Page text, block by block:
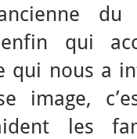
du
qui
qui nous a
image,
les